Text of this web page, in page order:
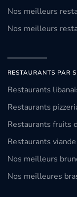
Nos meilleurs
Nos meilleurs
RESTAURANTS PAR
Restaurants
Restaurants
Restaurants fruits
Restaurants
Nos meilleurs
Nos meilleures